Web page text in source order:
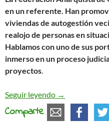
en un referente. Han
viviendas de autogestión
realojo de personas en
Hablamos con uno de sus
inmerso en un proceso
proyectos.
Seguir leyendo Anarquismo
→
Comparte